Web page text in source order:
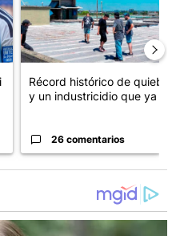
Récord histórico de quiebras
y un industricidio que ya ...
26 comentarios